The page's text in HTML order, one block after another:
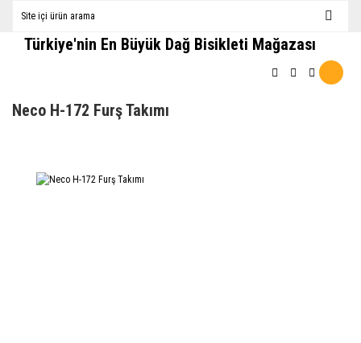
Türkiye'nin En Büyük Dağ Bisikleti Mağazası
Neco H-172 Furş Takımı